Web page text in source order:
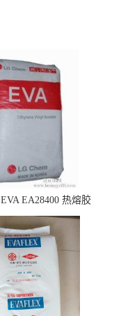
EA28400 热熔胶
含量28 熔指400